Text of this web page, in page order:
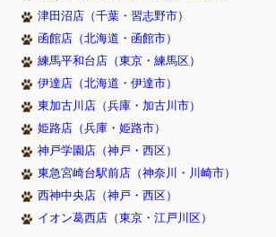
津田沼店（千葉・習志野市）
函館店（北海道・函館市）
練馬平和台店（東京・練馬区）
伊達店（北海道・伊達市）
東加古川店（兵庫・加古川市）
姫路店（兵庫・姫路市）
神戸学園店（神戸・西区）
東急宮崎台駅前店（神奈川・川崎市）
西神中央店（神戸・西区）
イオン葛西店（東京・江戸川区）